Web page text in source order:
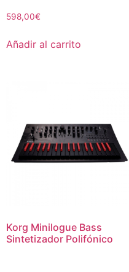
598,00€
Añadir al carrito
Korg Minilogue Bass
Sintetizador Polifónico